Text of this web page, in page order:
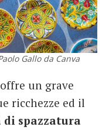
Gallo da Canva
un grave
ricchezze ed il
spazzatura